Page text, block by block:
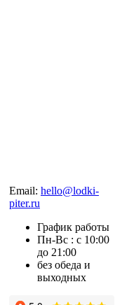
Email: hello@lodki-
piter.ru
График работы
Пн-Вс : с 10:00
до 21:00
без обеда и
выходных